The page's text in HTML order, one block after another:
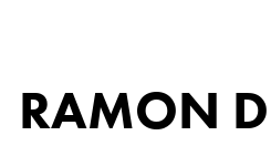
RAMON